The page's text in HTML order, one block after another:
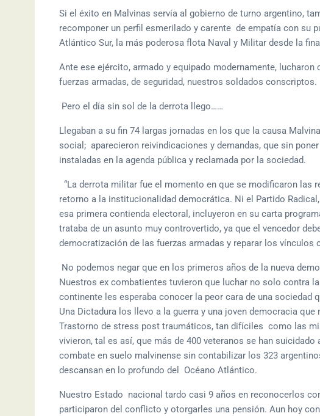
Si el éxito en Malvinas servía al gobierno de turno argentino,
recomponer un perfil esmerilado y carente de empatía con su
Atlántico Sur, la más poderosa flota Naval y Militar desde la
Ante ese ejército, armado y equipado modernamente,
fuerzas armadas, de seguridad, nuestros soldados conscriptos.
Pero el día sin sol de la derrota llego……
Llegaban a su fin 74 largas jornadas en los que la causa
social; aparecieron reivindicaciones y demandas, que sin
instaladas en la agenda pública y reclamada por la sociedad.
“La derrota militar fue el momento en que se modificaron las
retorno a la institucionalidad democrática. Ni el Partido
esa primera contienda electoral, incluyeron en su carta
trataba de un asunto muy controvertido, ya que el vencedor
democratización de las fuerzas armadas y reparar los vínculos
No podemos negar que en los primeros años de la nueva
Nuestros ex combatientes tuvieron que luchar no solo contra
continente les esperaba conocer la peor cara de una
Una Dictadura los llevo a la guerra y una joven democracia
Trastorno de stress post traumáticos, tan difíciles como las
vivieron, tal es así, que más de 400 veteranos se han
combate en suelo malvinense sin contabilizar los 323
descansan en lo profundo del Océano Atlántico.
Nuestro Estado nacional tardo casi 9 años en reconocerlos
participaron del conflicto y otorgarles una pensión. Aun hoy